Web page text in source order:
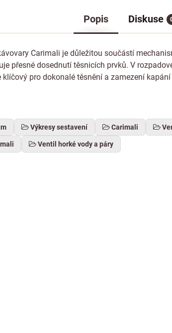
Popis Diskuse
Carimali je důležitou součástí
přesné dosednutí těsnicích prvků. V
pro dokonalé těsnění a zamezení
Výkresy sestavení Carimali
Ventil horké vody a páry